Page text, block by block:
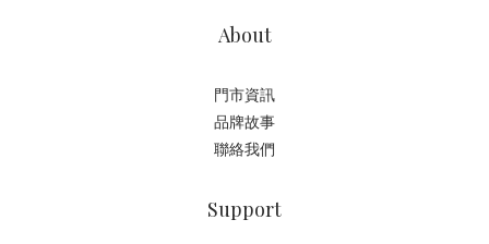
About
門市資訊
品牌故事
聯絡我們
Support